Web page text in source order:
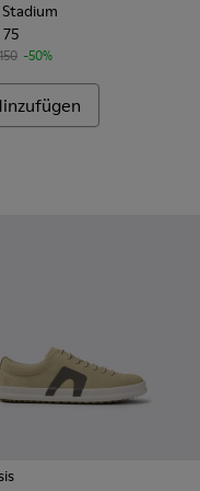
Beige Sneaker aus
002
75
-50%